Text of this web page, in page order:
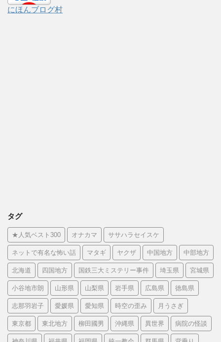
にほんブログ村
タグ
★人気ベスト300 オナカマ ササハラセイスケ
ネットで有名な怖い話 マタギ ヤクザ 中国地方 中部地方
北海道 四国地方 国鉄三大ミステリー事件 埼玉県 宮城県
小谷地市朗 山形県 山梨県 岩手県 広島県 徳島県
志那羽岩子 愛媛県 愛知県 時空の歪み 月うさぎ
東京都 東北地方 柳田國男 沖縄県 異世界 病院の怪談